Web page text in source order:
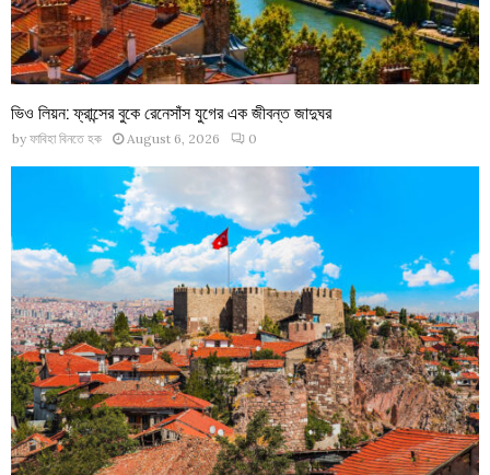
ভিও লিয়ন: ফ্রান্সের বুকে রেনেসাঁস যুগের এক জীবন্ত জাদুঘর
by ফাবিহা বিনতে হক August 6, 2026 0